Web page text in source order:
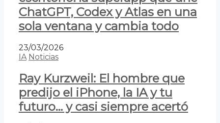
ChatGPT, Codex y Atlas en una
sola ventana y cambia todo
23/03/2026
IA Noticias
Ray Kurzweil: El hombre que
predijo el iPhone, la IA y tu
futuro… y casi siempre acertó